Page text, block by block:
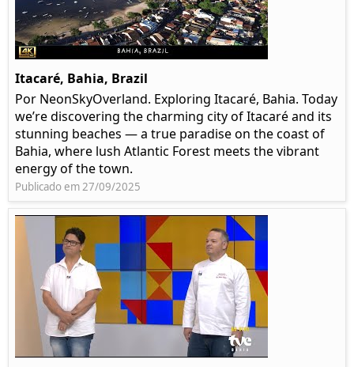
Itacaré, Bahia, Brazil
Por NeonSkyOverland. Exploring Itacaré, Bahia. Today
we’re discovering the charming city of Itacaré and its
stunning beaches — a true paradise on the coast of
Bahia, where lush Atlantic Forest meets the vibrant
energy of the town.
Publicado em 27/09/2025